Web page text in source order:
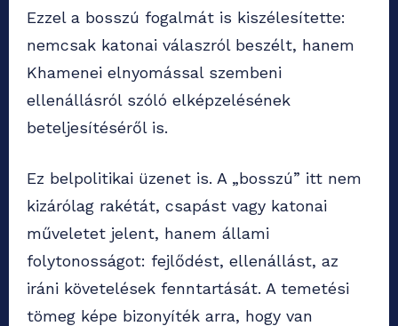
Ezzel a bosszú fogalmát is kiszélesítette:
nemcsak katonai válaszról beszélt, hanem
Khamenei elnyomással szembeni
ellenállásról szóló elképzelésének
beteljesítéséről is.
Ez belpolitikai üzenet is. A „bosszú” itt nem
kizárólag rakétát, csapást vagy katonai
műveletet jelent, hanem állami
folytonosságot: fejlődést, ellenállást, az
iráni követelések fenntartását. A temetési
tömeg képe bizonyíték arra, hogy van